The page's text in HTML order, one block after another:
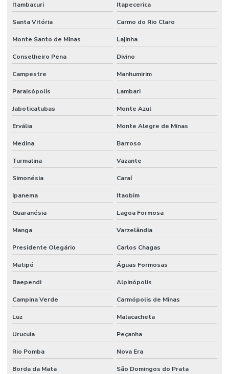
Itambacuri Itapecerica
Santa Vitória Carmo do Rio Claro
Monte Santo de Minas Lajinha
Conselheiro Pena Divino
Campestre Manhumirim
Paraisópolis Lambari
Jaboticatubas Monte Azul
Ervália Monte Alegre de Minas
Medina Barroso
Turmalina Vazante
Simonésia Caraí
Ipanema Itaobim
Guaranésia Lagoa Formosa
Manga Varzelândia
Presidente Olegário Carlos Chagas
Matipó Águas Formosas
Baependi Alpinópolis
Campina Verde Carmópolis de Minas
Luz Malacacheta
Urucuia Peçanha
Rio Pomba Nova Era
Borda da Mata São Domingos do Prata